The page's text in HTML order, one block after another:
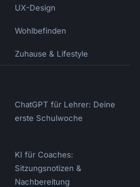
UX-Design
Wohlbefinden
Zuhause & Lifestyle
ChatGPT für Lehrer: Deine
erste Schulwoche
KI für Coaches:
Sitzungsnotizen &
Nachbereitung